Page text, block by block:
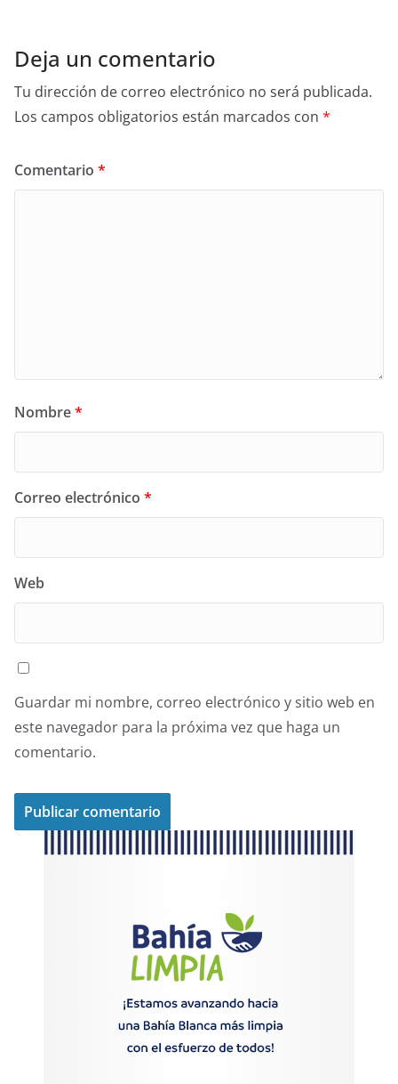
Deja un comentario
Tu dirección de correo electrónico no será publicada.
Los campos obligatorios están marcados con *
Comentario *
Nombre*
Correo electrónico *
Web
Guardar mi nombre, correo electrónico y sitio web en
este navegador para la próxima vez que haga un
comentario.